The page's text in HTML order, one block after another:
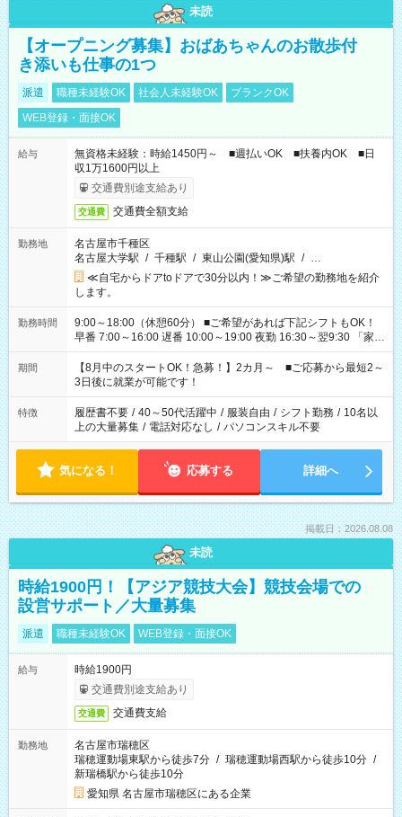
未読
【オープニング募集】おばあちゃんのお散歩付
き添いも仕事の1つ
派遣 職種未経験OK 社会人未経験OK
ブランクOK
WEB登録・面接OK
給与
無資格未経験：時給1450円～ ■週払いOK ■扶養内OK ■日
収1万1600円以上
交通費別途支給あり
交通費 交通費全額支給
勤務地
名古屋市千種区
名古屋大学駅 / 千種駅 / 東山公園(愛知県)駅 / …
≪自宅からドアtoドアで30分以内！≫ご希望の勤務地を紹介
します。
勤務時間
9:00～18:00（休憩60分） ■ご希望があれば下記シフトもOK！
早番 7:00～16:00 遅番 10:00～19:00 夜勤 16:30～翌9:30 「家族
と休みを合わせたい」 「余裕を持って夕飯の準備がしたい」
「できれば残業はしたくない」 など、ご希望を教えてください
ね。 ※Wワーク希望の方へ 今ご覧のお仕事で希望する勤務時間
と、もう1つのお仕事の勤務時間。 合計で週40時間を超える場
合は応募できません。
期間
【8月中のスタートOK！急募！】2カ月～ ■ご応募から最短2～
3日後に就業が可能です！
特徴 履歴書不要 / 40～50代活躍中 / 服装自由 / シフト勤務 / 10名以
上の大量募集 / 電話対応なし / パソコンスキル不要
気になる！ 応募する 詳細へ
掲載日：2026.08.08
未読
時給1900円！【アジア競技大会】競技会場での
設営サポート／大量募集
派遣 職種未経験OK WEB登録・面接OK
給与
時給1900円
交通費別途支給あり
交通費 交通費支給
勤務地
名古屋市瑞穂区
瑞穂運動場東駅から徒歩7分 / 瑞穂運動場西駅から徒歩10分 /
新瑞橋駅から徒歩10分
愛知県 名古屋市瑞穂区にある企業